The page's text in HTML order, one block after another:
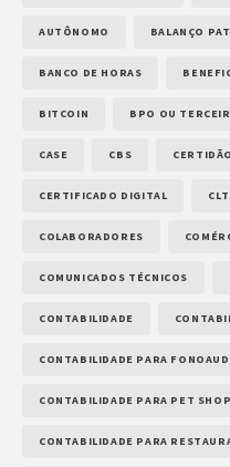
AUTÔNOMO BALANÇO
BANCO DE HORAS
BITCOIN BPO OU
CASE CBS
CERTIFICADO DIGITAL CLT
COLABORADORES
COMUNICADOS TÉCNICOS
CONTABILIDADE
CONTABILIDADE PARA
CONTABILIDADE PARA PET SHOP
CONTABILIDADE PARA